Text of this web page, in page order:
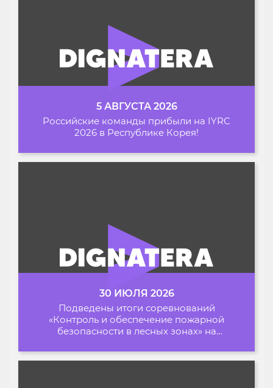
5 АВГУСТА 2026
Российские команды прибыли на IYRC
2026 в Республике Корея!
30 ИЮЛЯ 2026
Подведены итоги соревнований
«Контроль и обеспечение пожарной
безопасности в лесных зонах» на